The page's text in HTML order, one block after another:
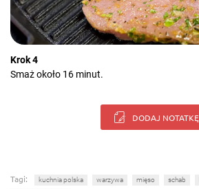
Krok 4
Smaż około 16 minut.
DODAJ NOTATKĘ
Tagi: kuchnia polska warzywa mięso schab